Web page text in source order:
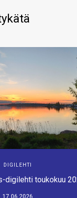
DIGILEHTI
digilehti toukokuu